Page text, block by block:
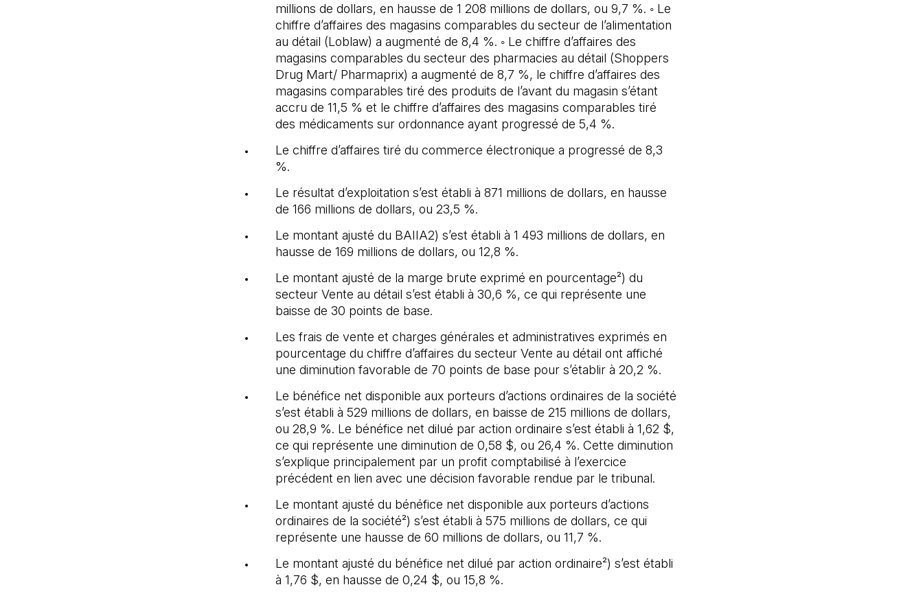
millions de dollars, en hausse de 1 208 millions de dollars, ou 9,7 %. ◦ Le
chiffre d’affaires des magasins comparables du secteur de l’alimentation
au détail (Loblaw) a augmenté de 8,4 %. ◦ Le chiffre d’affaires des
magasins comparables du secteur des pharmacies au détail (Shoppers
Drug Mart/ Pharmaprix) a augmenté de 8,7 %, le chiffre d’affaires des
magasins comparables tiré des produits de l’avant du magasin s’étant
accru de 11,5 % et le chiffre d’affaires des magasins comparables tiré
des médicaments sur ordonnance ayant progressé de 5,4 %.
Le chiffre d’affaires tiré du commerce électronique a progressé de 8,3
%.
Le résultat d’exploitation s’est établi à 871 millions de dollars, en hausse
de 166 millions de dollars, ou 23,5 %.
Le montant ajusté du BAIIA2) s’est établi à 1 493 millions de dollars, en
hausse de 169 millions de dollars, ou 12,8 %.
Le montant ajusté de la marge brute exprimé en pourcentage²) du
secteur Vente au détail s’est établi à 30,6 %, ce qui représente une
baisse de 30 points de base.
Les frais de vente et charges générales et administratives exprimés en
pourcentage du chiffre d’affaires du secteur Vente au détail ont affiché
une diminution favorable de 70 points de base pour s’établir à 20,2 %.
Le bénéfice net disponible aux porteurs d’actions ordinaires de la société
s’est établi à 529 millions de dollars, en baisse de 215 millions de dollars,
ou 28,9 %. Le bénéfice net dilué par action ordinaire s’est établi à 1,62 $,
ce qui représente une diminution de 0,58 $, ou 26,4 %. Cette diminution
s’explique principalement par un profit comptabilisé à l’exercice
précédent en lien avec une décision favorable rendue par le tribunal.
Le montant ajusté du bénéfice net disponible aux porteurs d’actions
ordinaires de la société²) s’est établi à 575 millions de dollars, ce qui
représente une hausse de 60 millions de dollars, ou 11,7 %.
Le montant ajusté du bénéfice net dilué par action ordinaire²) s’est établi
à 1,76 $, en hausse de 0,24 $, ou 15,8 %.